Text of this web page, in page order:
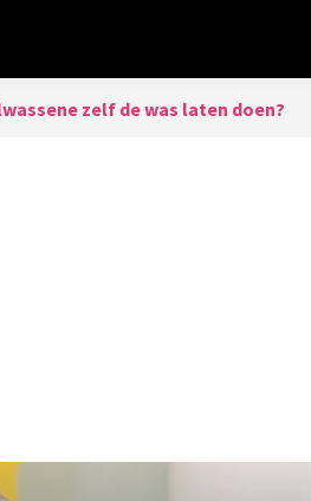
zelf de was laten doen?